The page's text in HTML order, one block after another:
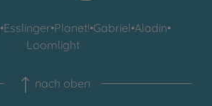
•Esslinger•Planet!•Gabriel•Aladin•
Loomlight
nach oben